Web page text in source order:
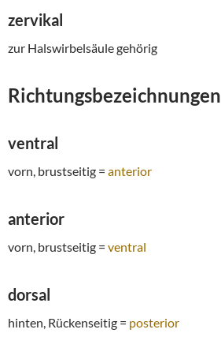
zervikal
zur Halswirbelsäule gehörig
Richtungsbezeichnungen
ventral
vorn, brustseitig = anterior
anterior
vorn, brustseitig = ventral
dorsal
hinten, Rückenseitig = posterior